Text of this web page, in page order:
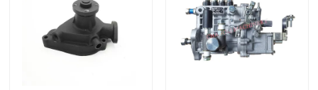
Hakkımızda
Fabrika turu